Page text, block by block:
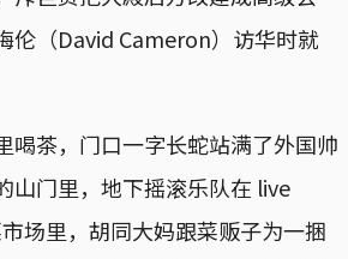
伦（David Cameron）访华时就
喝茶，门口一字长蛇站满了外国帅
山门里，地下摇滚乐队在 live
场里，胡同大妈跟菜贩子为一捆